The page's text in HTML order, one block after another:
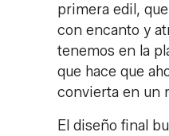
primera edil,
con encanto y
tenemos en la
que hace que
convierta en un
El diseño final